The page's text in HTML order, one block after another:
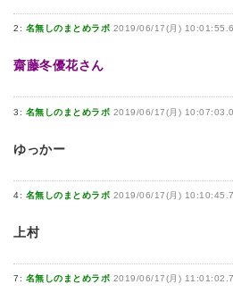
2: 名無しのまとめラボ 2019/06/17(月)
齋藤冬優花さん
3: 名無しのまとめラボ 2019/06/17(月)
ゆっかー
4: 名無しのまとめラボ 2019/06/17(月)
上村
7: 名無しのまとめラボ 2019/06/17(月)